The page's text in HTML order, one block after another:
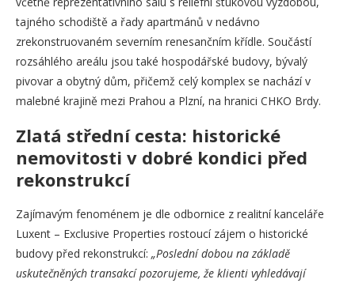
tajného schodiště a řady apartmánů v nedávno
zrekonstruovaném severním renesančním křídle. Součástí
rozsáhlého areálu jsou také hospodářské budovy, bývalý
pivovar a obytný dům, přičemž celý komplex se nachází v
malebné krajině mezi Prahou a Plzní, na hranici CHKO Brdy.
Zlatá střední cesta: historické
nemovitosti v dobré kondici před
rekonstrukcí
Zajímavým fenoménem je dle odbornice z realitní kanceláře
Luxent – Exclusive Properties rostoucí zájem o historické
budovy před rekonstrukcí: „Poslední dobou na základě
uskutečněných transakcí pozorujeme, že klienti vyhledávají